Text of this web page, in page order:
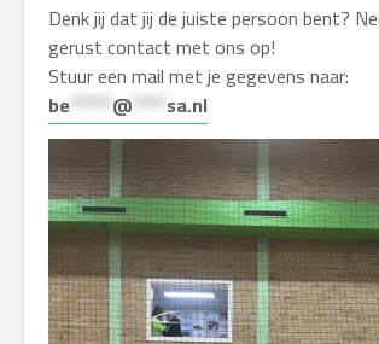
Denk jij dat jij de juiste persoon bent?
gerust contact met ons op!
Stuur een mail met je gegevens naar:
be*****@****sa.nl